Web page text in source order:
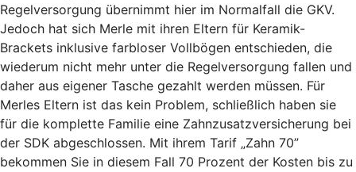
Regelversorgung übernimmt hier im Normalfall die GKV.
Jedoch hat sich Merle mit ihren Eltern für Keramik-
Brackets inklusive farbloser Vollbögen entschieden, die
wiederum nicht mehr unter die Regelversorgung fallen und
daher aus eigener Tasche gezahlt werden müssen. Für
Merles Eltern ist das kein Problem, schließlich haben sie
für die komplette Familie eine Zahnzusatzversicherung bei
der SDK abgeschlossen. Mit ihrem Tarif „Zahn 70”
bekommen Sie in diesem Fall 70 Prozent der Kosten bis zu